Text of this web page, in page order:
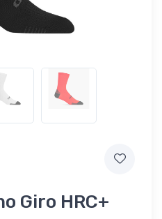
Giro HRC+